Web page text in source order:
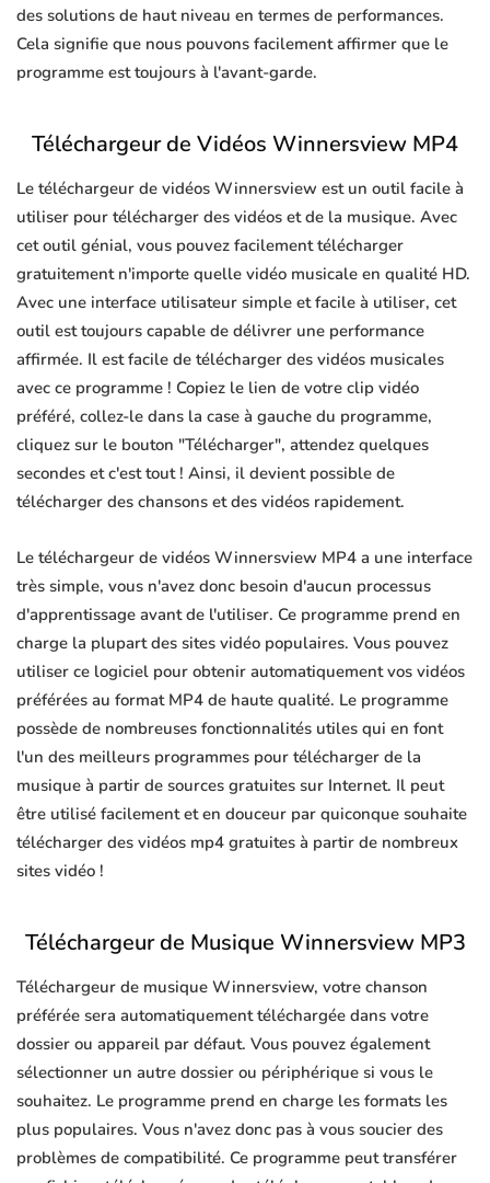
des solutions de haut niveau en termes de performances.
Cela signifie que nous pouvons facilement affirmer que le
programme est toujours à l'avant-garde.
Téléchargeur de Vidéos Winnersview MP4
Le téléchargeur de vidéos Winnersview est un outil facile à
utiliser pour télécharger des vidéos et de la musique. Avec
cet outil génial, vous pouvez facilement télécharger
gratuitement n'importe quelle vidéo musicale en qualité HD.
Avec une interface utilisateur simple et facile à utiliser, cet
outil est toujours capable de délivrer une performance
affirmée. Il est facile de télécharger des vidéos musicales
avec ce programme ! Copiez le lien de votre clip vidéo
préféré, collez-le dans la case à gauche du programme,
cliquez sur le bouton "Télécharger", attendez quelques
secondes et c'est tout ! Ainsi, il devient possible de
télécharger des chansons et des vidéos rapidement.
Le téléchargeur de vidéos Winnersview MP4 a une interface
très simple, vous n'avez donc besoin d'aucun processus
d'apprentissage avant de l'utiliser. Ce programme prend en
charge la plupart des sites vidéo populaires. Vous pouvez
utiliser ce logiciel pour obtenir automatiquement vos vidéos
préférées au format MP4 de haute qualité. Le programme
possède de nombreuses fonctionnalités utiles qui en font
l'un des meilleurs programmes pour télécharger de la
musique à partir de sources gratuites sur Internet. Il peut
être utilisé facilement et en douceur par quiconque souhaite
télécharger des vidéos mp4 gratuites à partir de nombreux
sites vidéo !
Téléchargeur de Musique Winnersview MP3
Téléchargeur de musique Winnersview, votre chanson
préférée sera automatiquement téléchargée dans votre
dossier ou appareil par défaut. Vous pouvez également
sélectionner un autre dossier ou périphérique si vous le
souhaitez. Le programme prend en charge les formats les
plus populaires. Vous n'avez donc pas à vous soucier des
problèmes de compatibilité. Ce programme peut transférer